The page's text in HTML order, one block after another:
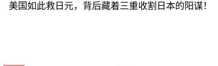
美国如此救日元，背后藏着三重收割日本的阳谋！